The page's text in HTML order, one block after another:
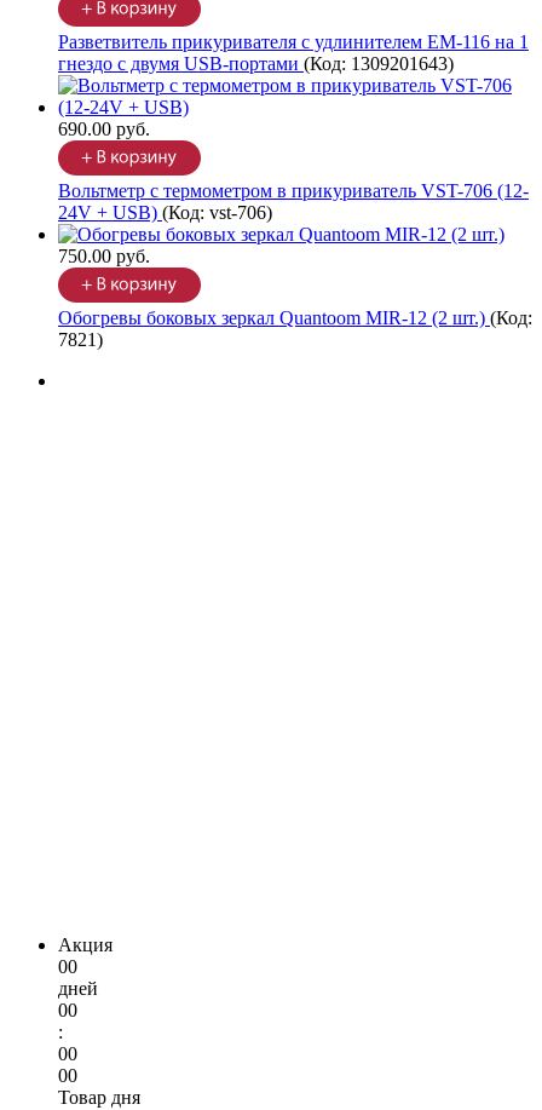
Разветвитель прикуривателя с удлинителем EM-116 на 1
гнездо с двумя USB-портами (Код: 1309201643)
690.00 руб.
Вольтметр с термометром в прикуриватель VST-706 (12-
24V + USB) (Код: vst-706)
750.00 руб.
Обогревы боковых зеркал Quantoom MIR-12 (2 шт.) (Код:
7821)
Акция
00
дней
00
:
00
00
Товар дня